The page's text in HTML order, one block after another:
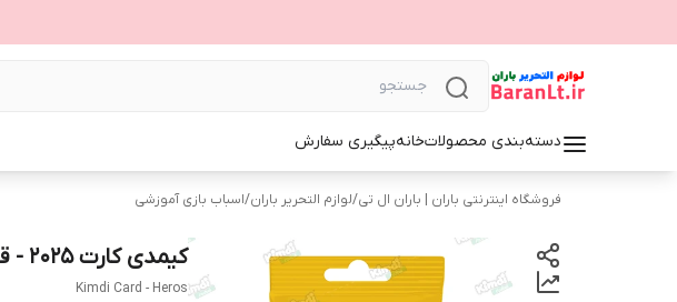
دسته‌بندی محصولاتخانهپیگیری سفارش
فروشگاه اینترنتی باران | باران ال تی/لوازم التحریر باران/اسباب بازی آموزشی
کیمدی کارت 2025 - قهرمانان
Kimdi Card - Heros